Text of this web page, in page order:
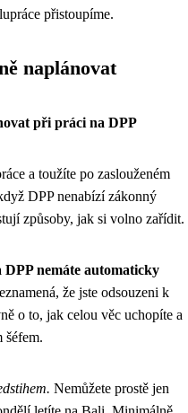
přistoupíme.
naplánovat
při práci na DPP
a toužíte po zaslouženém
DPP nenabízí zákonný
způsoby, jak si volno zařídit.
nemáte automaticky
že jste odsouzeni k
o to, jak celou věc uchopíte a
šéfem.
Nemůžete prostě jen